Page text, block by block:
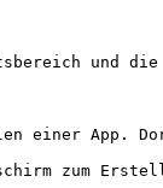
und die
einer
zum